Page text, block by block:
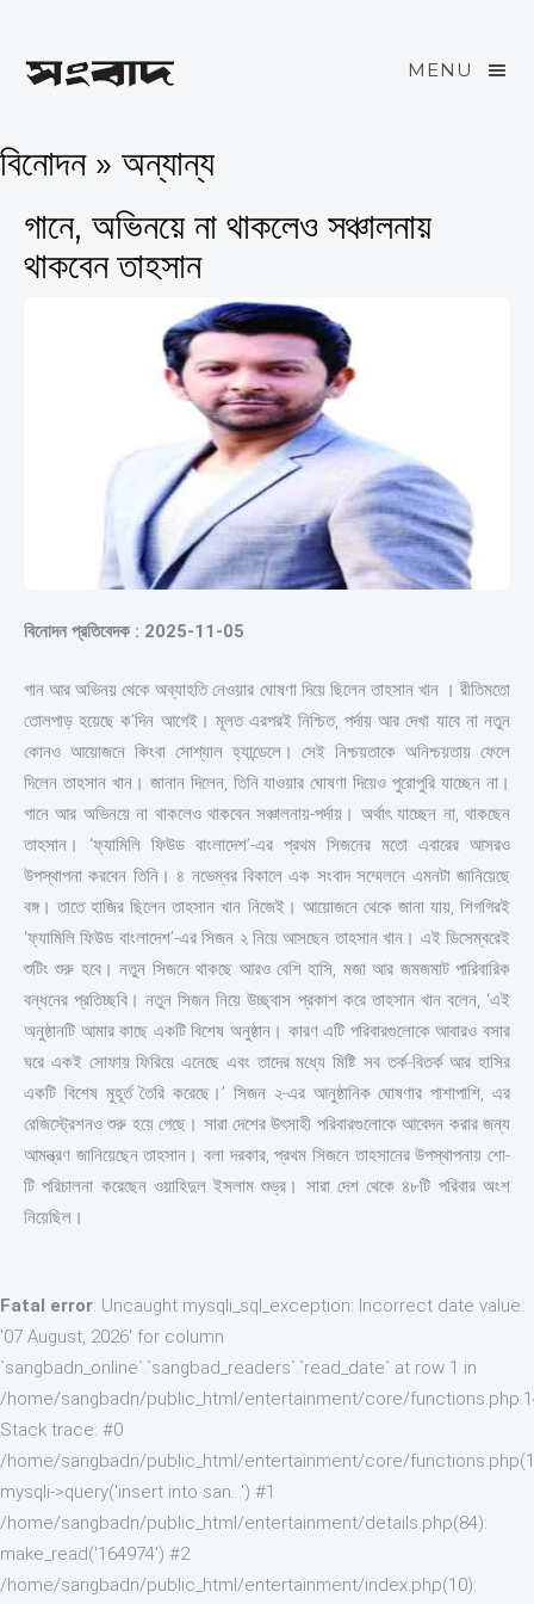
MENU
বিনোদন » অন্যান্য
গানে, অভিনয়ে না থাকলেও সঞ্চালনায়
থাকবেন তাহসান
বিনোদন প্রতিবেদক : 2025-11-05
গান আর অভিনয় থেকে অব্যাহতি নেওয়ার ঘোষণা দিয়ে ছিলেন তাহসান খান । রীতিমতো
তোলপাড় হয়েছে ক’দিন আগেই। মূলত এরপরই নিশ্চিত, পর্দায় আর দেখা যাবে না নতুন
কোনও আয়োজনে কিংবা সোশ্যাল হ্যান্ডেলে। সেই নিশ্চয়তাকে অনিশ্চয়তায় ফেলে
দিলেন তাহসান খান। জানান দিলেন, তিনি যাওয়ার ঘোষণা দিয়েও পুরোপুরি যাচ্ছেন না।
গানে আর অভিনয়ে না থাকলেও থাকবেন সঞ্চালনায়-পর্দায়। অর্থাৎ যাচ্ছেন না, থাকছেন
তাহসান। ‘ফ্যামিলি ফিউড বাংলাদেশ’-এর প্রথম সিজনের মতো এবারের আসরও
উপস্থাপনা করবেন তিনি। ৪ নভেম্বর বিকালে এক সংবাদ সম্মেলনে এমনটা জানিয়েছে
বঙ্গ। তাতে হাজির ছিলেন তাহসান খান নিজেই। আয়োজনে থেকে জানা যায়, শিগগিরই
‘ফ্যামিলি ফিউড বাংলাদেশ’-এর সিজন ২ নিয়ে আসছেন তাহসান খান। এই ডিসেম্বরেই
শুটিং শুরু হবে। নতুন সিজনে থাকছে আরও বেশি হাসি, মজা আর জমজমাট পারিবারিক
বন্ধনের প্রতিচ্ছবি। নতুন সিজন নিয়ে উচ্ছ্বাস প্রকাশ করে তাহসান খান বলেন, ‘এই
অনুষ্ঠানটি আমার কাছে একটি বিশেষ অনুষ্ঠান। কারণ এটি পরিবারগুলোকে আবারও বসার
ঘরে একই সোফায় ফিরিয়ে এনেছে এবং তাদের মধ্যে মিষ্টি সব তর্ক-বিতর্ক আর হাসির
একটি বিশেষ মুহূর্ত তৈরি করেছে।’ সিজন ২-এর আনুষ্ঠানিক ঘোষণার পাশাপাশি, এর
রেজিস্ট্রেশনও শুরু হয়ে গেছে। সারা দেশের উৎসাহী পরিবারগুলোকে আবেদন করার জন্য
আমন্ত্রণ জানিয়েছেন তাহসান। বলা দরকার, প্রথম সিজনে তাহসানের উপস্থাপনায় শো-
টি পরিচালনা করেছেন ওয়াহিদুল ইসলাম শুভ্র। সারা দেশ থেকে ৪৮টি পরিবার অংশ
নিয়েছিল।
Fatal error: Uncaught mysqli_sql_exception: Incorrect date value:
'07 August, 2026' for column
`sangbadn_online`.`sangbad_readers`.`read_date` at row 1 in
/home/sangbadn/public_html/entertainment/core/
Stack trace: #0
/home/sangbadn/public_html/entertainment/core/
mysqli->query('insert into san...') #1
/home/sangbadn/public_html/entertainment/details.php(84):
make_read('164974') #2
/home/sangbadn/public_html/entertainment/index.php(10):